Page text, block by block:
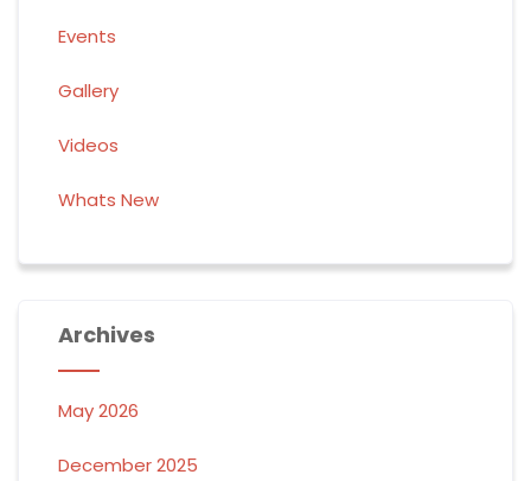
Events
Gallery
Videos
Whats New
Archives
May 2026
December 2025